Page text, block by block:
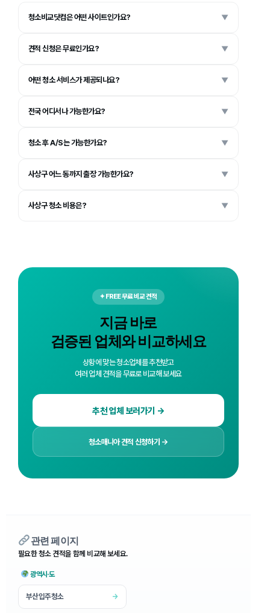
청소비교닷컴은 어떤 사이트인가요? ▼
견적 신청은 무료인가요? ▼
어떤 청소 서비스가 제공되나요? ▼
전국 어디서나 가능한가요? ▼
청소 후 A/S는 가능한가요? ▼
사상구 어느 동까지 출장 가능한가요? ▼
사상구 청소 비용은? ▼
✦ FREE 무료 비교 견적
지금 바로
검증된 업체와 비교하세요
상황에 맞는 청소업체를 추천받고
여러 업체 견적을 무료로 비교해 보세요
추천 업체 보러가기 →
청소매니아 견적 신청하기 →
관련 페이지
필요한 청소 견적을 함께 비교해 보세요.
광역시·도
부산입주청소 →